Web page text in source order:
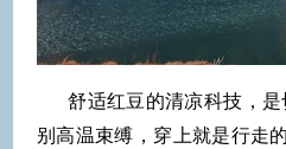
舒适红豆的清凉科技，
别高温束缚，穿上就是行走